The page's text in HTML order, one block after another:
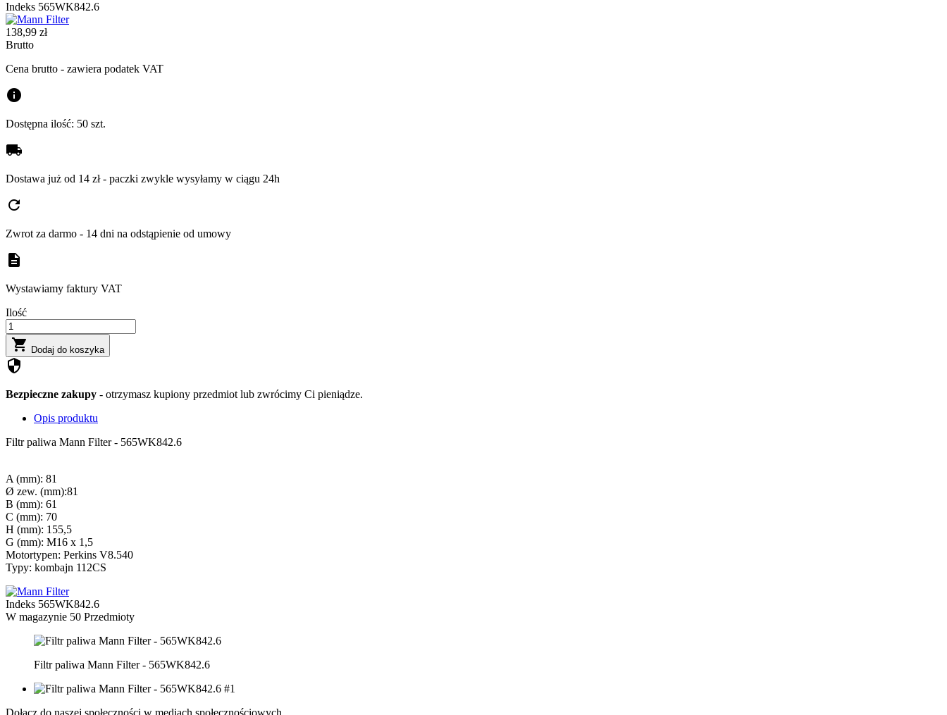
Indeks 565WK842.6
138,99 zł
Brutto
Cena brutto - zawiera podatek VAT
info
Dostępna ilość: 50 szt.
local_shipping
Dostawa już od 14 zł - paczki zwykle wysyłamy w ciągu 24h
refresh
Zwrot za darmo - 14 dni na odstąpienie od umowy
description
Wystawiamy faktury VAT
Ilość
 Dodaj do koszyka
security
Bezpieczne zakupy - otrzymasz kupiony przedmiot lub zwrócimy Ci pieniądze.
Opis produktu
Filtr paliwa Mann Filter - 565WK842.6
A (mm): 81
Ø zew. (mm):81
B (mm): 61
C (mm): 70
H (mm): 155,5
G (mm): M16 x 1,5
Motortypen: Perkins V8.540
Typy: kombajn 112CS
Indeks 565WK842.6
W magazynie 50 Przedmioty
Filtr paliwa Mann Filter - 565WK842.6